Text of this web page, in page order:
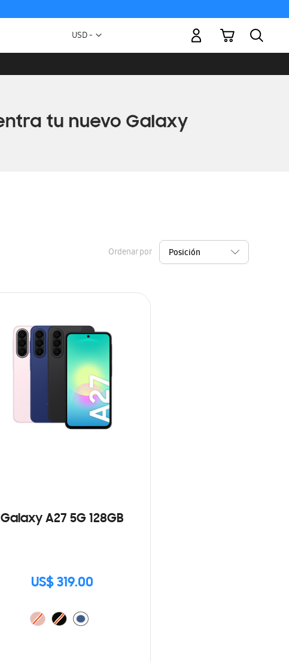
Moneda
USD -
Mi carrito
Ordenar por
Galaxy A27 5G 128GB
US$ 319.00